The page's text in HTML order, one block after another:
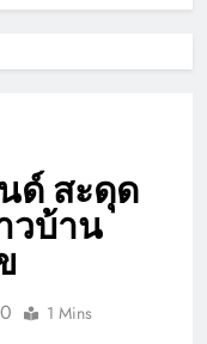
ด์ สะดุด
วบ้าน
0 1 Mins